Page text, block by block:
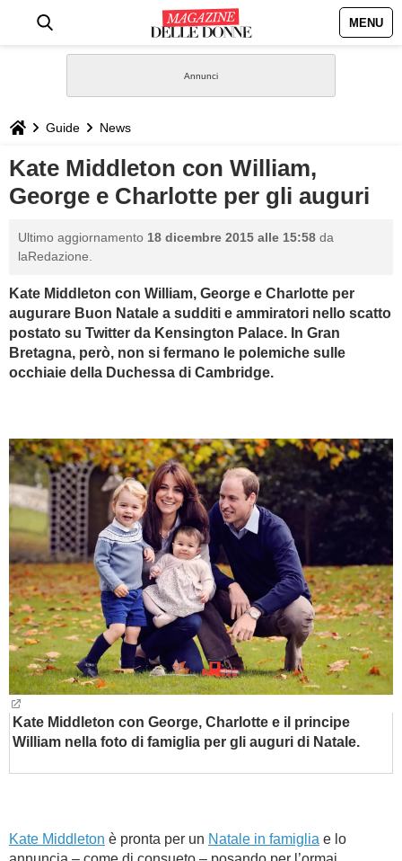
MENU
STILE
BIOGRAFIE
DEFINIZIONI
GASTRONOMIA
CAPELLI
BAMBINO
DIETA
GUIDE
FORUM
Guide News
Kate Middleton con William,
George e Charlotte per gli auguri
Ultimo aggiornamento 18 dicembre 2015 alle 15:58 da
laRedazione.
Kate Middleton con William, George e Charlotte per
augurare Buon Natale a sudditi e ammiratori nello scatto
postato su Twitter da Kensington Palace. In Gran
Bretagna, però, non si fermano le polemiche sulle
occhiaie della Duchessa di Cambridge.
Kate Middleton con George, Charlotte e il principe
William nella foto di famiglia per gli auguri di Natale.
Kate Middleton è pronta per un Natale in famiglia e lo